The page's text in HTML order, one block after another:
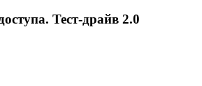
Тест-драйв 2.0